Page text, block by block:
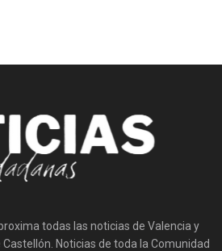
todas las noticias de Valencia y
Noticias de toda la Comunidad